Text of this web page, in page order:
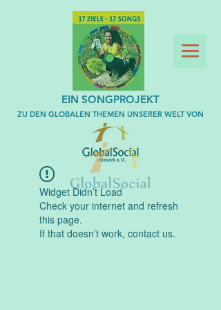
EIN SONGPROJEKT
ZU DEN GLOBALEN THEMEN UNSERER WELT VON
Widget Didn’t Load
Check your internet and refresh
this page.
If that doesn’t work, contact us.